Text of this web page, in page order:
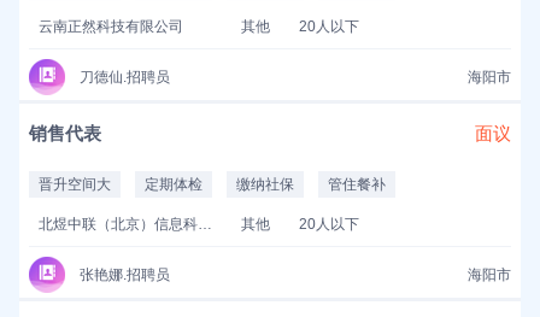
云南正然科技有限公司 其他 20人以下
刀德仙.招聘员 海阳市
销售代表 面议
晋升空间大 定期体检 缴纳社保 管住餐补
北煜中联（北京）信息科技有限公司 其他 20人以下
张艳娜.招聘员 海阳市